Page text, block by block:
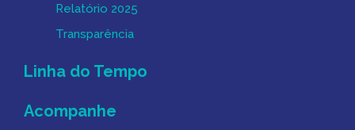
Relatório 2025
Transparência
Linha do Tempo
Acompanhe